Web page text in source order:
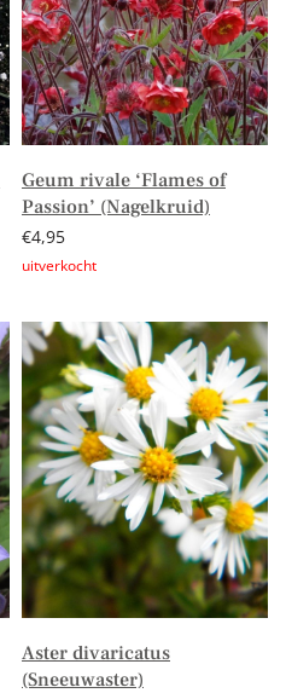
Geum rivale ‘Flames of
Passion’ (Nagelkruid)
€4,95
Aster divaricatus
(Sneeuwaster)